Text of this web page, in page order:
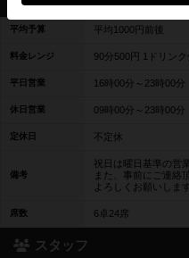
平均予算 平均1000円前後
料金レンジ 90分500円 1ドリン
平日営業 16時00分～23時00分
休日営業 09時00分～23時00分
定休日 不定休
備考
祝日は曜日基準の営
また、事前にご連絡
よろしくお願いします
席数 6卓24席
スタッフ